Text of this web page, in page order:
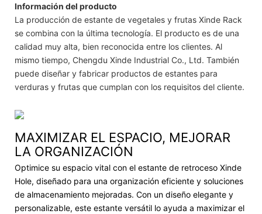
Información del producto
La producción de estante de vegetales y frutas Xinde Rack
se combina con la última tecnología. El producto es de una
calidad muy alta, bien reconocida entre los clientes. Al
mismo tiempo, Chengdu Xinde Industrial Co., Ltd. También
puede diseñar y fabricar productos de estantes para
verduras y frutas que cumplan con los requisitos del cliente.
MAXIMIZAR EL ESPACIO, MEJORAR
LA ORGANIZACIÓN
Optimice su espacio vital con el estante de retroceso Xinde
Hole, diseñado para una organización eficiente y soluciones
de almacenamiento mejoradas. Con un diseño elegante y
personalizable, este estante versátil lo ayuda a maximizar el